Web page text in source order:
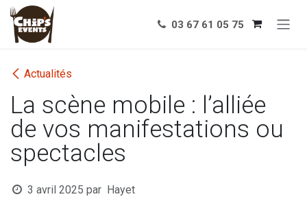
Se rendre au contenu
03 67 61 05 75
Actualités
La scène mobile : l’alliée
de vos manifestations ou
spectacles
3 avril 2025 par Hayet